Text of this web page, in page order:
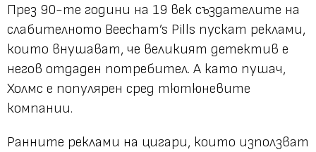
През 90-те години на 19 век създателите на
слабителното Beecham’s Pills пускат реклами,
които внушават, че великият детектив е
негов отдаден потребител. А като пушач,
Холмс е популярен сред тютюневите
компании.
Ранните реклами на цигари, които използват